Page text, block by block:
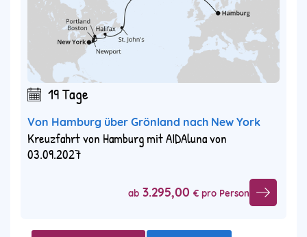
19 Tage
Von Hamburg über Grönland nach New York
Kreuzfahrt von Hamburg mit AIDAluna von
03.09.2027
ab 3.295,00 € pro Person